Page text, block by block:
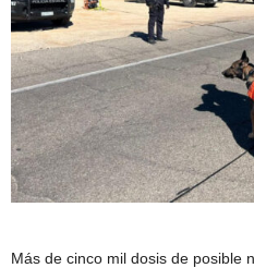
Más de cinco mil dosis de posible